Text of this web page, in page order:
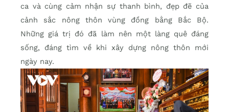
ca và cùng cảm nhận sự thanh bình, đẹp đẽ của
cảnh sắc nông thôn vùng đồng bằng Bắc Bộ.
Những giá trị đó đã làm nên một làng quê đáng
sống, đáng tìm về khi xây dựng nông thôn mới
ngày nay.